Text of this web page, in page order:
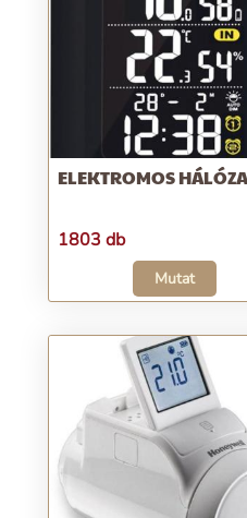
ELEKTROMOS
1803 db
Mutat